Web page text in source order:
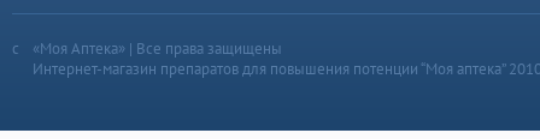
«Моя Аптека» | Все права защищены
Интернет-магазин препаратов для повышения потенции “Моя аптека”